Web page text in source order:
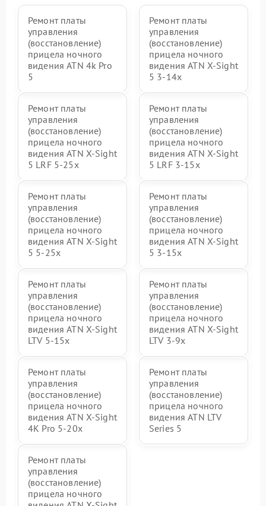
Ремонт платы
управления
(восстановление)
прицела ночного
видения ATN 4k Pro
5
Ремонт платы
управления
(восстановление)
прицела ночного
видения ATN X-Sight
5 3-14x
Ремонт платы
управления
(восстановление)
прицела ночного
видения ATN X-Sight
5 LRF 5-25x
Ремонт платы
управления
(восстановление)
прицела ночного
видения ATN X-Sight
5 LRF 3-15x
Ремонт платы
управления
(восстановление)
прицела ночного
видения ATN X-Sight
5 5-25x
Ремонт платы
управления
(восстановление)
прицела ночного
видения ATN X-Sight
5 3-15x
Ремонт платы
управления
(восстановление)
прицела ночного
видения ATN X-Sight
LTV 5-15x
Ремонт платы
управления
(восстановление)
прицела ночного
видения ATN X-Sight
LTV 3-9x
Ремонт платы
управления
(восстановление)
прицела ночного
видения ATN X-Sight
4K Pro 5-20x
Ремонт платы
управления
(восстановление)
прицела ночного
видения ATN LTV
Series 5
Ремонт платы
управления
(восстановление)
прицела ночного